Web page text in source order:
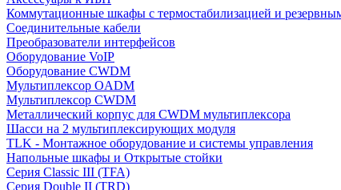
Коммутационные шкафы с термостабилизацией и
Соединительные кабели
Преобразователи интерфейсов
Оборудование VoIP
Оборудование CWDM
Мультиплекcор OADM
Мультиплексор CWDM
Металлический корпус для CWDM мультиплексора
Шасси на 2 мультиплексирующих модуля
TLK - Монтажное оборудование и системы управления
Напольные шкафы и Открытые стойки
Серия Classic III (TFA)
Серия Double II (TRD)